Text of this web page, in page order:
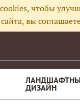
чтобы
вы
ДИЗАЙН